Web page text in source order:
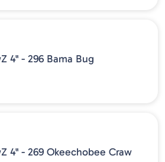
4" - 296 Bama Bug
4" - 269 Okeechobee Craw